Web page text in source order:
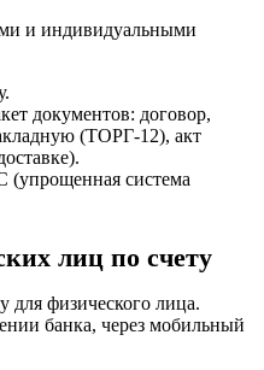
и индивидуальными
документов: договор,
(ТОРГ-12), акт
система
лиц по счету
для физического лица.
банка, через мобильный